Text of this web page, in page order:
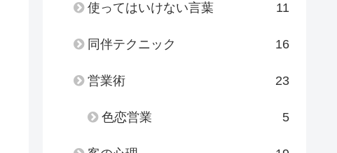
使ってはいけない言葉 11
同伴テクニック 16
営業術 23
色恋営業 5